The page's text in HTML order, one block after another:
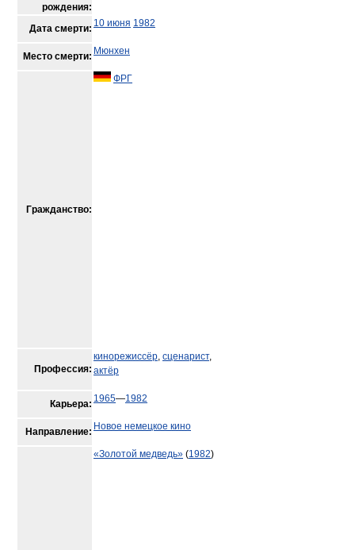
рождения:
Дата смерти: 10 июня 1982
Место смерти: Мюнхен
Гражданство:
ФРГ
Профессия:
кинорежиссёр, сценарист,
актёр
Карьера: 1965—1982
Направление: Новое немецкое кино
«Золотой медведь» (1982)